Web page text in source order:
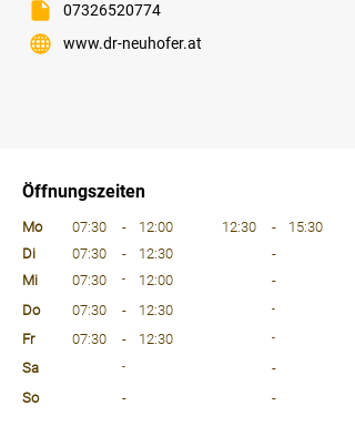
07326520774
www.dr-neuhofer.at
Öffnungszeiten
Mo
07:30 - 12:00 12:30 -
15:30
Di
07:30 - 12:30
-
Mi
07:30 - 12:00
-
Do
07:30 - 12:30 -
Fr 07:30 - 12:30 -
Sa -
-
So
-
-